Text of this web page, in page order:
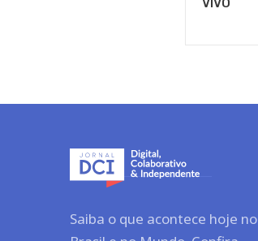
VIVO
Saiba o que acontece hoje no